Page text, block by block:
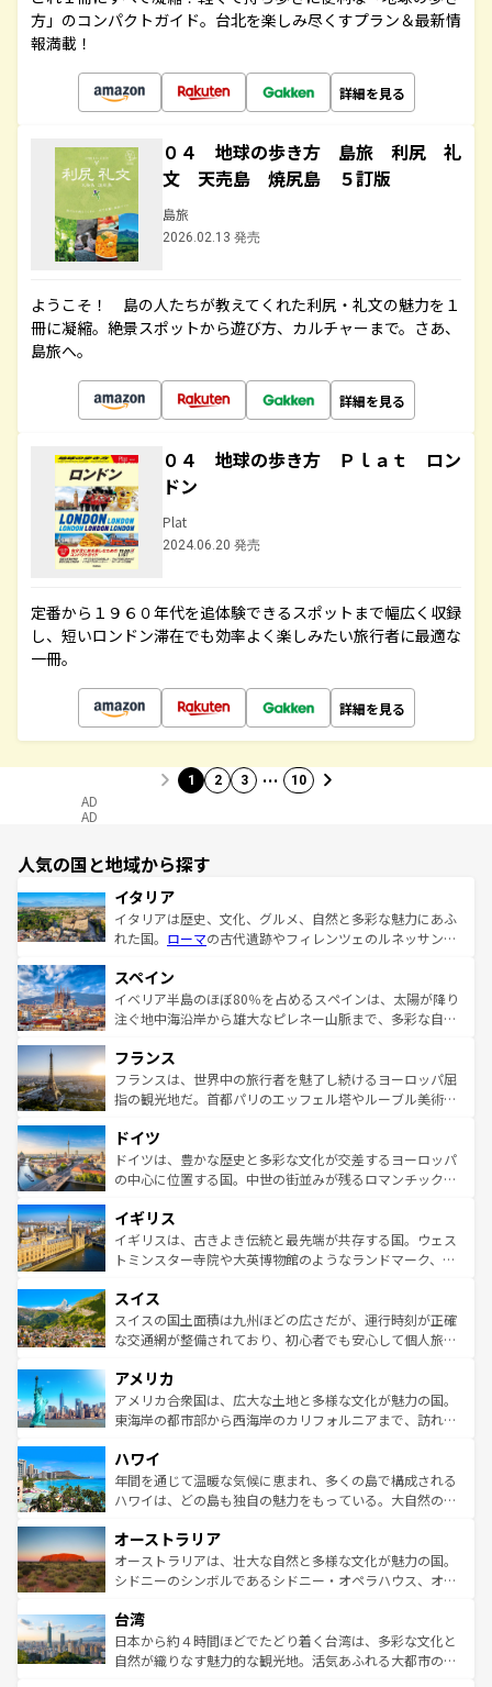
方」のコンパクトガイド。台北を楽しみ尽くすプラン＆最新情
報満載！
詳細を見る
０４ 地球の歩き方 島旅 利尻 礼
文 天売島 焼尻島 ５訂版
島旅
2026.02.13 発売
ようこそ！ 島の人たちが教えてくれた利尻・礼文の魅力を１
冊に凝縮。絶景スポットから遊び方、カルチャーまで。さあ、
島旅へ。
詳細を見る
０４ 地球の歩き方 Ｐｌａｔ ロン
ドン
Plat
2024.06.20 発売
定番から１９６０年代を追体験できるスポットまで幅広く収録
し、短いロンドン滞在でも効率よく楽しみたい旅行者に最適な
一冊。
詳細を見る
1 2 3 … 10
AD
AD
人気の国と地域から探す
イタリア
イタリアは歴史、文化、グルメ、自然と多彩な魅力にあふ
れた国。 ローマの古代遺跡やフィレンツェのルネッサンス
ろん、トスカーナの美しい田園風景やアマルフィ海岸の絶
景など、自然景観も見逃せない。観光の合間には、本場の
ピザやパスタなど、絶品のイタリア料理を堪能することも
ませてくれるイタリアで、忘れられない旅をしてみよう！
なお、新着のイタリア情報はコンテンツ一覧 を参照してほ
しい。
スペイン
イベリア半島のほぼ80％を占めるスペインは、太陽が降り
注ぐ地中海沿岸から雄大なピレネー山脈まで、多彩な自然
文化が根付くこの国では、情熱的なフラメンコ、熱気あふ
れる闘牛、そして美味しいタパスが生活の一部となってい
る。首都マドリードの洗練された雰囲気や、バルセロナの
の城塞都市、穏やかなビーチリゾートまで多彩な表情を見
せる。地方によって風土や気候が異なるスペインはその個
性で訪れる人を魅了する。 なお、新着のスペイン情報はコ
フランス
フランスは、世界中の旅行者を魅了し続けるヨーロッパ屈
指の観光地だ。首都パリのエッフェル塔やルーブル美術館
で、幅広い魅力が詰まっている。華麗な宮殿、歴史的な大
聖堂、美しいビーチ、そして豊かな自然が、訪れる者を心
から魅了する。また、フランスは美食の国としても知ら
いる。シャンパンの発祥地であるランス、プロヴァンスの
香り高いラベンダー畑など、多彩な楽しみ方が可能だ。さ
らに、パリ以外の地域にも魅力が溢れており、どの街角に
れる地方に足を運ぶとそれぞれで全く異なる文化を体験で
きるだろう。 なお、新着のフランス情報はコンテンツ一覧
を参照してほしい。
ドイツ
ドイツは、豊かな歴史と多彩な文化が交差するヨーロッパ
の中心に位置する国。中世の街並みが残るロマンチック街
顔を持つこの国は、どこを歩いても飽きることがない。ベ
ルリンの文化的活気、バイエルン州のアルプスの絶景、そ
してライン川沿いのワイン畑といった風景は必見。ビール
は、お酒好きな人にはぜひ体験してほしい。 なお、新着の
ドイツ情報はコンテンツ一覧を参照してほしい。
イギリス
イギリスは、古きよき伝統と最先端が共存する国。ウェス
トミンスター寺院や大英博物館のようなランドマーク、歴
リアごとに異なる魅力がある。また、優雅なアフタヌーン
ティー、ビール好きにはたまらない英国パブ、サッカー観
戦など、本場だからこそできる体験も豊富。イギリスを旅
ンツ一覧を参照してほしい。
スイス
スイスの国土面積は九州ほどの広さだが、運行時刻が正確
な交通網が整備されており、初心者でも安心して個人旅行
の建物がそのまま残る町や、スイスならではのユニークな
博物館もあり、アルプス観光だけでなく町歩きも満喫する
ことができる。国民の所得が高いため物価も高いが、旅行
ば市内交通費無料で観光を楽しむこともできる。 なお、新
着のスイス情報はコンテンツ一覧 を参照してほしい。
アメリカ
アメリカ合衆国は、広大な土地と多様な文化が魅力の国。
東海岸の都市部から西海岸のカリフォルニアまで、訪れる
のような巨大都市は、観光、ショッピング、エンターテイ
ンメントが詰まった刺激的なスポットだ。一方、アメリカ
西部には大自然が広がり、グランドキャニオンやイエロー
部のニューオーリンズでは、音楽と美食が融合した独特の
文化が魅力。旅行者はアメリカの各地域で異なる魅力を楽
しみながら、その多様性と豊かな歴史を感じることができ
ならではの贅沢な旅のスタイルだ。 なお、新着のアメリカ
情報はコンテンツ一覧を参照してほしい。
ハワイ
年間を通じて温暖な気候に恵まれ、多くの島で構成される
ハワイは、どの島も独自の魅力をもっている。大自然の神
ワイ島は見逃せない。また、定番の観光地といえばオアフ
島だが、静かな自然を求めるならマウイ島やカウアイ島が
おすすめ。エメラルドグリーンに輝く海をはじめ、豊かな
れるおもてなしの心で訪れる人々を迎えてくれるハワイの
人々、おいしいローカルフードやハワイアンミュージッ
ク、伝統的なフラダンスなど、すべてがハワイの魅力を彩
オーストラリア
オーストラリアは、壮大な自然と多様な文化が魅力の国。
シドニーのシンボルであるシドニー・オペラハウス、オー
リアリーフや大陸中央部にそびえるウルル（エアーズロッ
ク）、タスマニアの美しい原生林やケアンズの熱帯雨林な
ど、見どころがたくさん。また、カフェやワイン、オージ
台湾
日本から約４時間ほどでたどり着く台湾は、多彩な文化と
自然が織りなす魅力的な観光地。活気あふれる大都市の台